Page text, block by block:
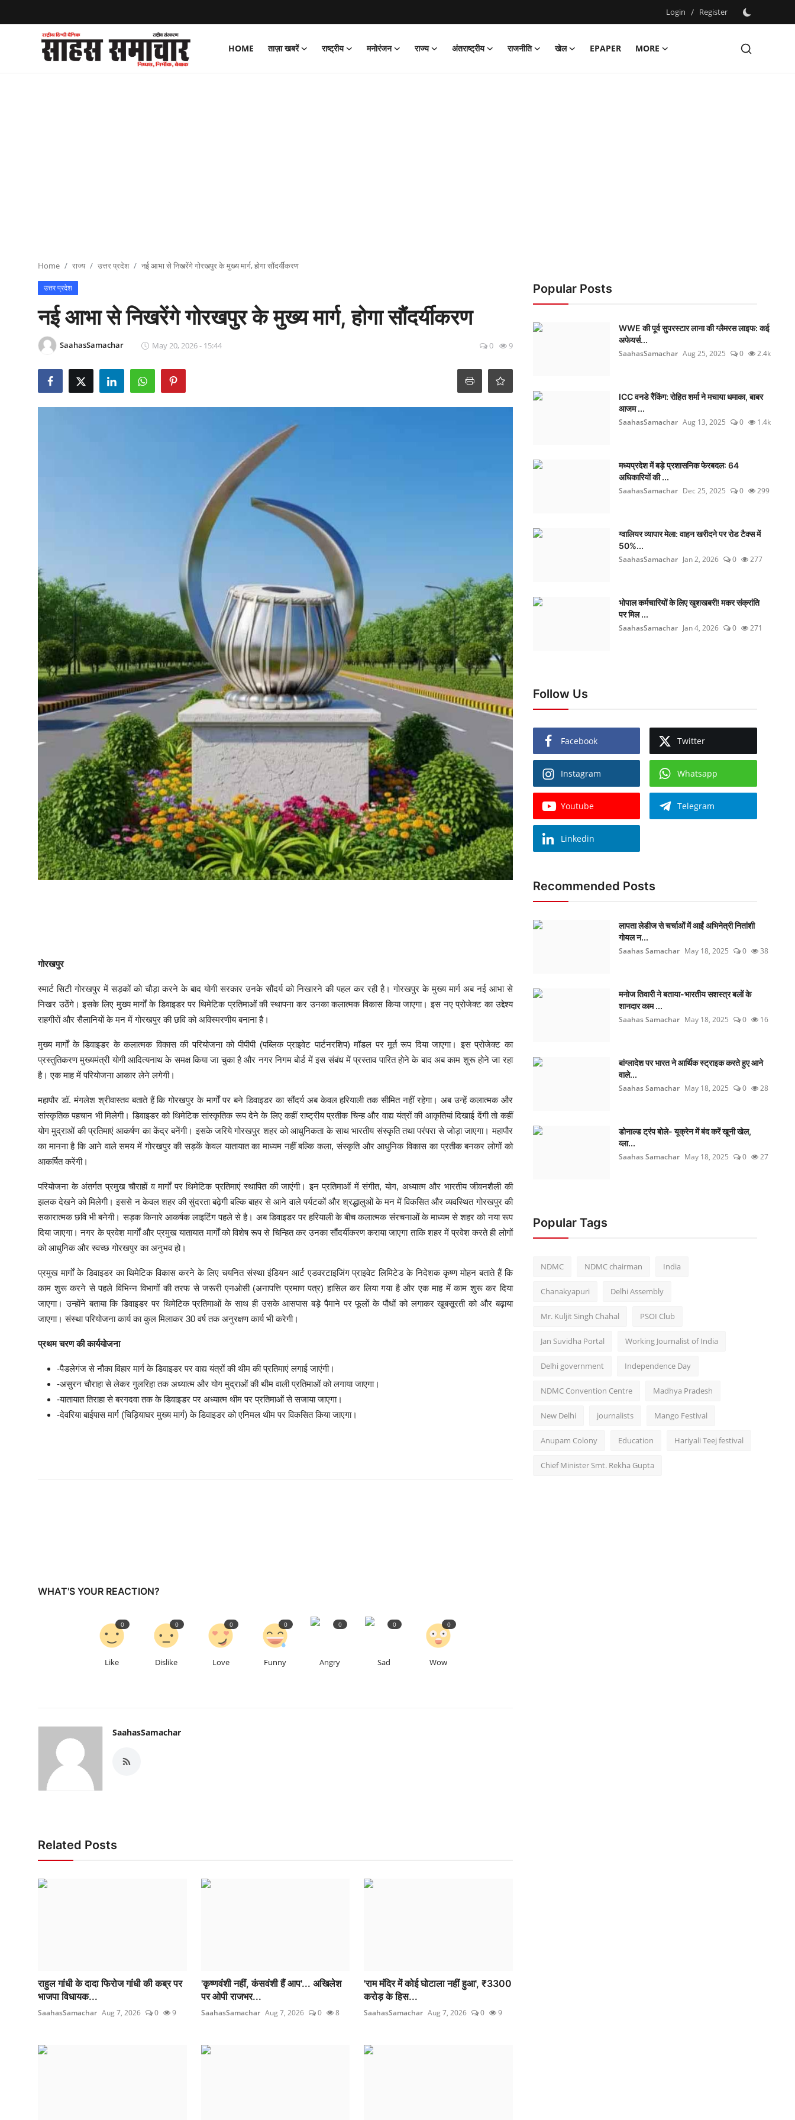
Login / Register
HOME ताज़ा खबरें राष्ट्रीय मनोरंजन राज्य अंतराष्ट्रीय राजनीति खेल EPAPER
MORE
Register
लाइफस्टाइल
Home राज्य उत्तर प्रदेश नई आभा से निखरेंगे गोरखपुर के मुख्य मार्ग, होगा सौंदर्यीकरण
उत्तर प्रदेश
नई आभा से निखरेंगे गोरखपुर के मुख्य मार्ग, होगा सौंदर्यीकरण
SaahasSamachar May 20, 2026 - 15:44 0 9
गोरखपुर
स्मार्ट सिटी गोरखपुर में सड़कों को चौड़ा करने के बाद योगी सरकार उनके सौंदर्य को निखारने की पहल कर रही है। गोरखपुर के मुख्य मार्ग अब नई आभा से
निखर उठेंगे। इसके लिए मुख्य मार्गों के डिवाइडर पर थिमेटिक प्रतिमाओं की स्थापना कर उनका कलात्मक विकास किया जाएगा। इस नए प्रोजेक्ट का उद्देश्य
राहगीरों और सैलानियों के मन में गोरखपुर की छवि को अविस्मरणीय बनाना है।
मुख्य मार्गों के डिवाइडर के कलात्मक विकास की परियोजना को पीपीपी (पब्लिक प्राइवेट पार्टनरशिप) मॉडल पर मूर्त रूप दिया जाएगा। इस प्रोजेक्ट का
प्रस्तुतिकरण मुख्यमंत्री योगी आदित्यनाथ के समक्ष किया जा चुका है और नगर निगम बोर्ड में इस संबंध में प्रस्ताव पारित होने के बाद अब काम शुरू होने जा रहा
है। एक माह में परियोजना आकार लेने लगेगी।
महापौर डॉ. मंगलेश श्रीवास्तव बताते हैं कि गोरखपुर के मार्गों पर बने डिवाइडर का सौंदर्य अब केवल हरियाली तक सीमित नहीं रहेगा। अब उन्हें कलात्मक और
सांस्कृतिक पहचान भी मिलेगी। डिवाइडर को थिमेटिक सांस्कृतिक रूप देने के लिए कहीं राष्ट्रीय प्रतीक चिन्ह और वाद्य यंत्रों की आकृतियां दिखाई देंगी तो कहीं
योग मुद्राओं की प्रतिमाएं आकर्षण का केंद्र बनेंगी। इसके जरिये गोरखपुर शहर को आधुनिकता के साथ भारतीय संस्कृति तथा परंपरा से जोड़ा जाएगा। महापौर
का मानना है कि आने वाले समय में गोरखपुर की सड़कें केवल यातायात का माध्यम नहीं बल्कि कला, संस्कृति और आधुनिक विकास का प्रतीक बनकर लोगों को
आकर्षित करेंगी।
परियोजना के अंतर्गत प्रमुख चौराहों व मार्गों पर थिमेटिक प्रतिमाएं स्थापित की जाएंगी। इन प्रतिमाओं में संगीत, योग, अध्यात्म और भारतीय जीवनशैली की
झलक देखने को मिलेगी। इससे न केवल शहर की सुंदरता बढ़ेगी बल्कि बाहर से आने वाले पर्यटकों और श्रद्धालुओं के मन में विकसित और व्यवस्थित गोरखपुर की
सकारात्मक छवि भी बनेगी। सड़क किनारे आकर्षक लाइटिंग पहले से है। अब डिवाइडर पर हरियाली के बीच कलात्मक संरचनाओं के माध्यम से शहर को नया रूप
दिया जाएगा। नगर के प्रवेश मार्गों और प्रमुख यातायात मार्गों को विशेष रूप से चिन्हित कर उनका सौंदर्यीकरण कराया जाएगा ताकि शहर में प्रवेश करते ही लोगों
को आधुनिक और स्वच्छ गोरखपुर का अनुभव हो।
प्रमुख मार्गों के डिवाइडर का थिमेटिक विकास करने के लिए चयनित संस्था इंडियन आर्ट एडवरटाइजिंग प्राइवेट लिमिटेड के निदेशक कृष्ण मोहन बताते हैं कि
काम शुरू करने से पहले विभिन्न विभागों की तरफ से जरूरी एनओसी (अनापत्ति प्रमाण पत्र) हासिल कर लिया गया है और एक माह में काम शुरू कर दिया
जाएगा। उन्होंने बताया कि डिवाइडर पर थिमेटिक प्रतिमाओं के साथ ही उसके आसपास बड़े पैमाने पर फूलों के पौधों को लगाकर खूबसूरती को और बढ़ाया
जाएगा। संस्था परियोजना कार्य का कुल मिलाकर 30 वर्ष तक अनुरक्षण कार्य भी करेगी।
प्रथम चरण की कार्ययोजना
-पैडलेगंज से नौका विहार मार्ग के डिवाइडर पर वाद्य यंत्रों की थीम की प्रतिमाएं लगाई जाएंगी।
-असुरन चौराहा से लेकर गुलरिहा तक अध्यात्म और योग मुद्राओं की थीम वाली प्रतिमाओं को लगाया जाएगा।
-यातायात तिराहा से बरगदवा तक के डिवाइडर पर अध्यात्म थीम पर प्रतिमाओं से सजाया जाएगा।
-देवरिया बाईपास मार्ग (चिड़ियाघर मुख्य मार्ग) के डिवाइडर को एनिमल थीम पर विकसित किया जाएगा।
WHAT'S YOUR REACTION?
Like
0
Dislike
0
Love
0
Funny
0
Angry
0
Sad
0
Wow
0
SaahasSamachar
Related Posts
राहुल गांधी के दादा फिरोज गांधी की कब्र पर
भाजपा विधायक...
SaahasSamachar Aug 7, 2026 0 9
'कृष्णवंशी नहीं, कंसवंशी हैं आप'... अखिलेश
पर ओपी राजभर...
SaahasSamachar Aug 7, 2026 0 8
'राम मंदिर में कोई घोटाला नहीं हुआ', ₹3300
करोड़ के हिस...
SaahasSamachar Aug 7, 2026 0 9
Popular Posts
WWE की पूर्व सुपरस्टार लाना की ग्लैमरस लाइफ: कई
अफेयर्स...
SaahasSamachar Aug 25, 2025 0 2.4k
ICC वनडे रैंकिंग: रोहित शर्मा ने मचाया धमाका, बाबर
आजम ...
SaahasSamachar Aug 13, 2025 0 1.4k
मध्यप्रदेश में बड़े प्रशासनिक फेरबदल: 64
अधिकारियों की ...
SaahasSamachar Dec 25, 2025 0 299
ग्वालियर व्यापार मेला: वाहन खरीदने पर रोड टैक्स में
50%...
SaahasSamachar Jan 2, 2026 0 277
भोपाल कर्मचारियों के लिए खुशखबरी! मकर संक्रांति
पर मिल ...
SaahasSamachar Jan 4, 2026 0 271
Follow Us
Facebook Twitter
Instagram Whatsapp
Youtube Telegram
Linkedin
Recommended Posts
लापता लेडीज से चर्चाओं में आईं अभिनेत्री नितांशी
गोयल न...
Saahas Samachar May 18, 2025 0 38
मनोज तिवारी ने बताया-भारतीय सशस्त्र बलों के
शानदार काम ...
Saahas Samachar May 18, 2025 0 16
बांग्लादेश पर भारत ने आर्थिक स्ट्राइक करते हुए आने
वाले...
Saahas Samachar May 18, 2025 0 28
डोनाल्ड ट्रंप बोले- यूक्रेन में बंद करें खूनी खेल,
व्ला...
Saahas Samachar May 18, 2025 0 27
Popular Tags
NDMC NDMC chairman India
Chanakyapuri Delhi Assembly
Mr. Kuljit Singh Chahal PSOI Club
Jan Suvidha Portal Working Journalist of India
Delhi government Independence Day
NDMC Convention Centre Madhya Pradesh
New Delhi journalists Mango Festival
Anupam Colony Education Hariyali Teej festival
Chief Minister Smt. Rekha Gupta